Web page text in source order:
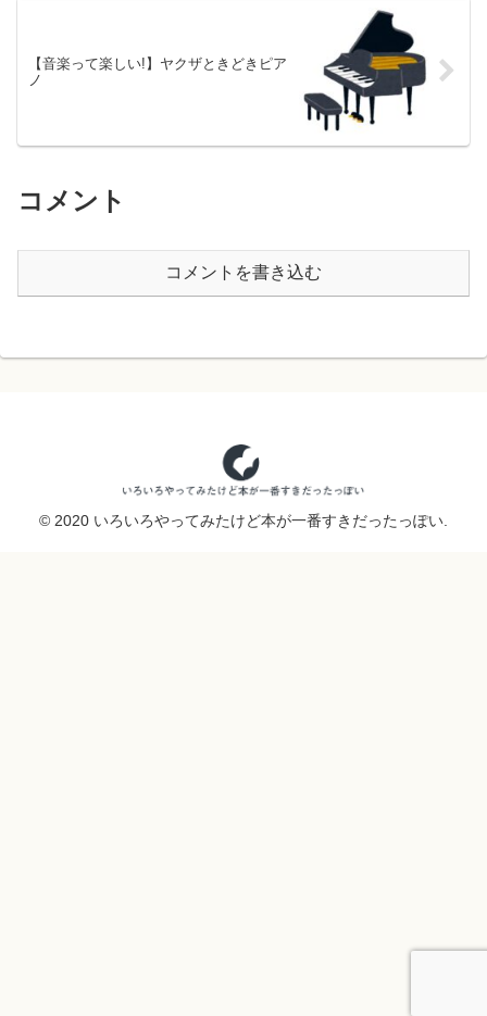
【音楽って楽しい!】ヤクザときどきピア
ノ
コメント
コメントを書き込む
© 2020 いろいろやってみたけど本が一番すきだったっぽい.